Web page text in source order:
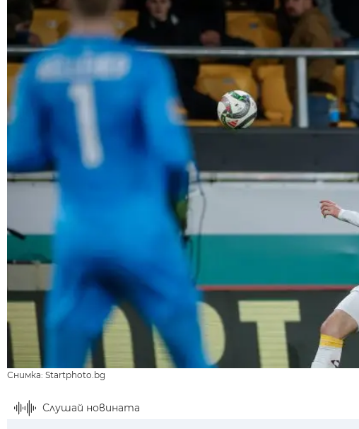
Снимка: Startphoto.bg
Слушай новината